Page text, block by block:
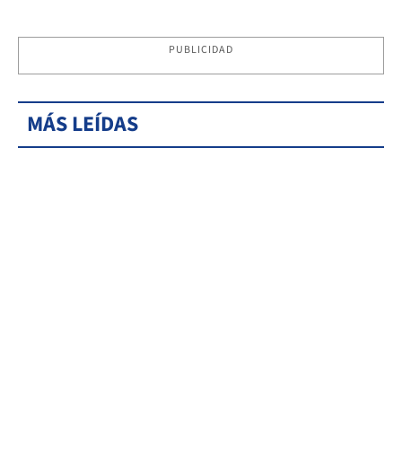
PUBLICIDAD
MÁS LEÍDAS